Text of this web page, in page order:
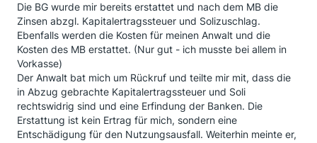
Die BG wurde mir bereits erstattet und nach dem MB die
Zinsen abzgl. Kapitalertragssteuer und Solizuschlag.
Ebenfalls werden die Kosten für meinen Anwalt und die
Kosten des MB erstattet. (Nur gut - ich musste bei allem in
Vorkasse)
Der Anwalt bat mich um Rückruf und teilte mir mit, dass die
in Abzug gebrachte Kapitalertragssteuer und Soli
rechtswidrig sind und eine Erfindung der Banken. Die
Erstattung ist kein Ertrag für mich, sondern eine
Entschädigung für den Nutzungsausfall. Weiterhin meinte er,